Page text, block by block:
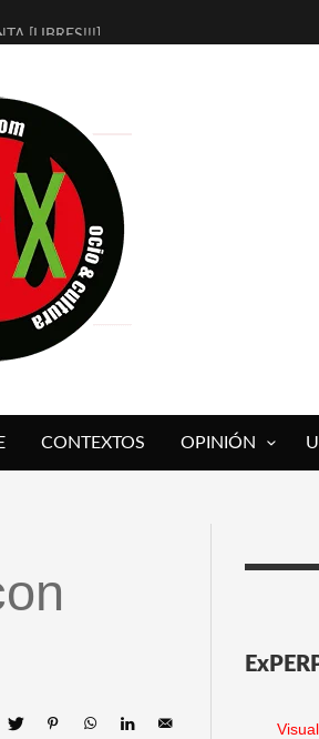
[LIBRES!!!]
ZAMORA
TEATRAL CLAUDIO TOLCACHIR
DEL TOMATAZO
3.0] EN EXVITA
[RELATIVA SENCILLEZ]
A SERRAT
CONTEXTOS OPINIÓN